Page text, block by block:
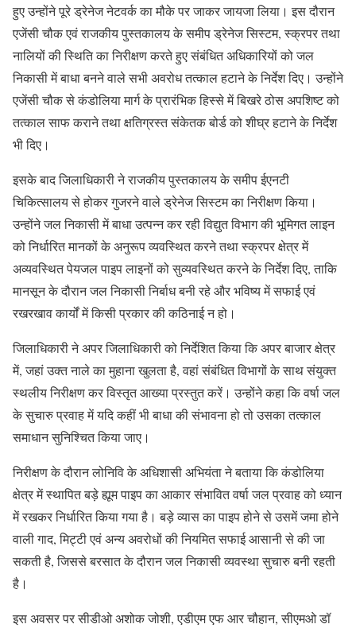
हुए उन्होंने पूरे ड्रेनेज नेटवर्क का मौके पर जाकर जायजा लिया। इस दौरान
एजेंसी चौक एवं राजकीय पुस्तकालय के समीप ड्रेनेज सिस्टम, स्क्रपर तथा
नालियों की स्थिति का निरीक्षण करते हुए संबंधित अधिकारियों को जल
निकासी में बाधा बनने वाले सभी अवरोध तत्काल हटाने के निर्देश दिए। उन्होंने
एजेंसी चौक से कंडोलिया मार्ग के प्रारंभिक हिस्से में बिखरे ठोस अपशिष्ट को
तत्काल साफ कराने तथा क्षतिग्रस्त संकेतक बोर्ड को शीघ्र हटाने के निर्देश
भी दिए।
इसके बाद जिलाधिकारी ने राजकीय पुस्तकालय के समीप ईएनटी
चिकित्सालय से होकर गुजरने वाले ड्रेनेज सिस्टम का निरीक्षण किया।
उन्होंने जल निकासी में बाधा उत्पन्न कर रही विद्युत विभाग की भूमिगत लाइन
को निर्धारित मानकों के अनुरूप व्यवस्थित करने तथा स्क्रपर क्षेत्र में
अव्यवस्थित पेयजल पाइप लाइनों को सुव्यवस्थित करने के निर्देश दिए, ताकि
मानसून के दौरान जल निकासी निर्बाध बनी रहे और भविष्य में सफाई एवं
रखरखाव कार्यों में किसी प्रकार की कठिनाई न हो।
जिलाधिकारी ने अपर जिलाधिकारी को निर्देशित किया कि अपर बाजार क्षेत्र
में, जहां उक्त नाले का मुहाना खुलता है, वहां संबंधित विभागों के साथ संयुक्त
स्थलीय निरीक्षण कर विस्तृत आख्या प्रस्तुत करें। उन्होंने कहा कि वर्षा जल
के सुचारु प्रवाह में यदि कहीं भी बाधा की संभावना हो तो उसका तत्काल
समाधान सुनिश्चित किया जाए।
निरीक्षण के दौरान लोनिवि के अधिशासी अभियंता ने बताया कि कंडोलिया
क्षेत्र में स्थापित बड़े ह्यूम पाइप का आकार संभावित वर्षा जल प्रवाह को ध्यान
में रखकर निर्धारित किया गया है। बड़े व्यास का पाइप होने से उसमें जमा होने
वाली गाद, मिट्टी एवं अन्य अवरोधों की नियमित सफाई आसानी से की जा
सकती है, जिससे बरसात के दौरान जल निकासी व्यवस्था सुचारु बनी रहती
है।
इस अवसर पर सीडीओ अशोक जोशी, एडीएम एफ आर चौहान, सीएमओ डॉ